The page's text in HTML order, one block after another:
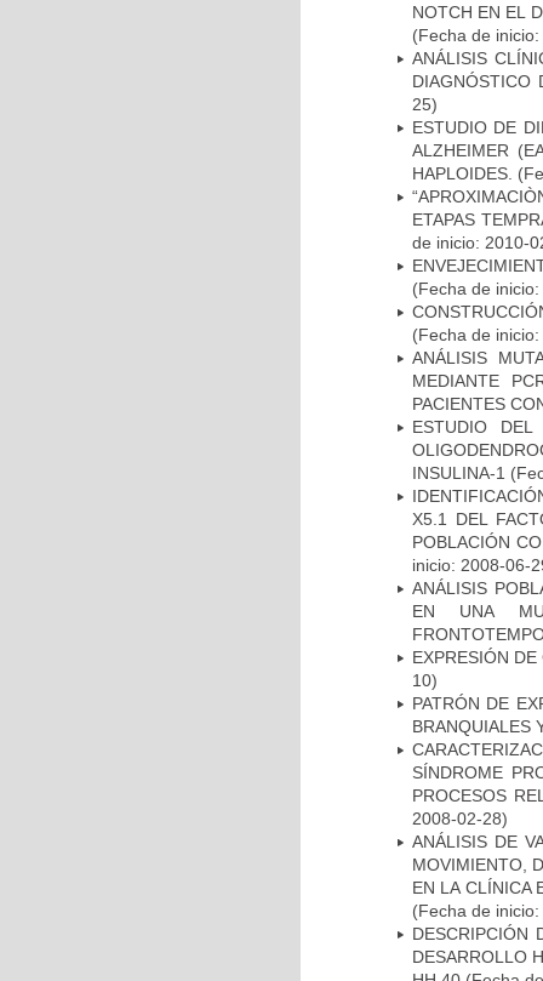
NOTCH EN EL
(Fecha de
ANÁLISIS
DIAGNÓSTICO
25)
ESTUDIO DE
ALZHEIMER
HAPLOIDES.
ETAPAS
de inicio: 2010-
(Fecha de
(Fecha de
ANÁLISIS
MEDIANTE
PACIENTES
ESTUDIO
INSULINA-1
X5.1 DEL
POBLACIÓN
inicio: 2008-06-
ANÁLISIS
EN UNA
EXPRESIÓN
10)
PATRÓN DE
BRANQUIALES
SÍNDROME
PROCESOS
2008-02-28)
ANÁLISIS DE
MOVIMIENTO,
EN LA CLÍNICA
(Fecha de
DESCRIPCIÓN
DESARROLLO